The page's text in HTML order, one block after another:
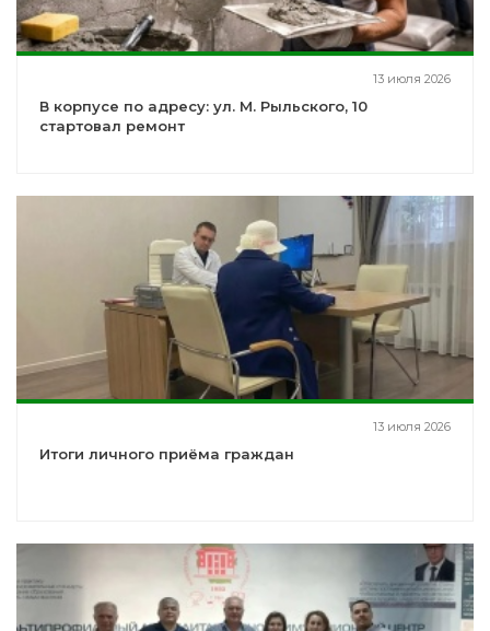
13 июля 2026
В корпусе по адресу: ул. М. Рыльского, 10
стартовал ремонт
13 июля 2026
Итоги личного приёма граждан